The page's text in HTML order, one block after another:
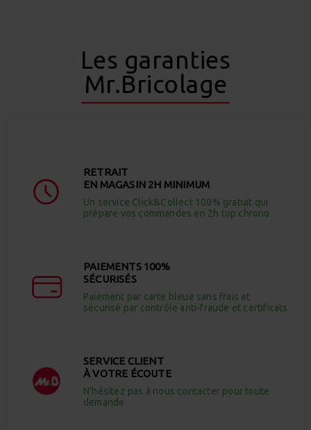
Les garanties
Mr.Bricolage
RETRAIT
EN MAGASIN 2H MINIMUM
Un service Click&Collect 100% gratuit qui
prépare vos commandes en 2h top chrono
PAIEMENTS 100%
SÉCURISÉS
Paiement par carte bleue sans frais et
sécurisé par contrôle anti-fraude et certificats
SERVICE CLIENT
À VOTRE ÉCOUTE
N’hésitez pas à nous contacter pour toute
demande